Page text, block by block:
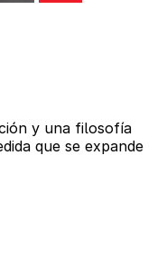
y una filosofía
que se expande